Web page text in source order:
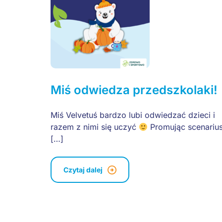
Miś odwiedza przedszkolaki!
Miś Velvetuś bardzo lubi odwiedzać dzieci i
razem z nimi się uczyć
Promując
[…]
Czytaj dalej